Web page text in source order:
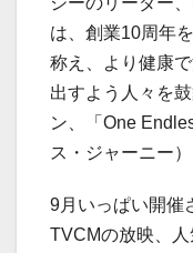
は、創業10周年
称え、より健康
出すよう人々を
ン、「One
ス・ジャーニー
9月いっぱい開催
TVCMの放映、